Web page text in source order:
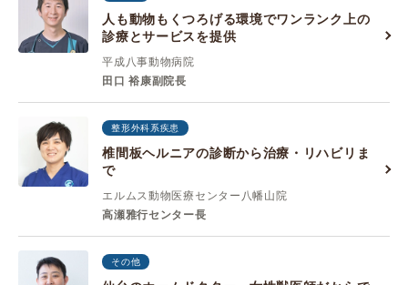
人も動物もくつろげる環境でワンランク上の
診療とサービスを提供
平成八事動物病院
田口 裕康副院長
整形外科系疾患
椎間板ヘルニアの診断から治療・リハビリま
で
エルムス動物医療センター八幡山院
高瀬雅行センター長
その他